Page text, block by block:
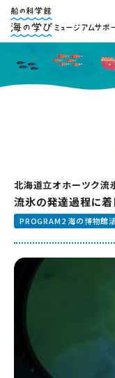
北海道立オホーツク流
流氷の発達過程に
PROGRAM2 海の博物館